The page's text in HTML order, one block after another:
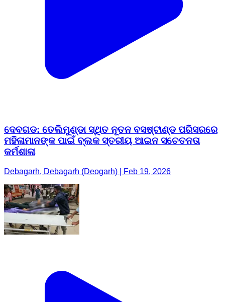
ଦେବଗଡ: ତେଲିମୁଣ୍ଡା ସ୍ଥିତ ନୂତନ ବସଷ୍ଟାଣ୍ଡ ପରିସରରେ
ମହିଳାମାନଙ୍କ ପାଇଁ ବ୍ଲକ ସ୍ତରୀୟ ଆଇନ ସଚେତନତା
କର୍ମଶାଳା
Debagarh, Debagarh (Deogarh) | Feb 19, 2026